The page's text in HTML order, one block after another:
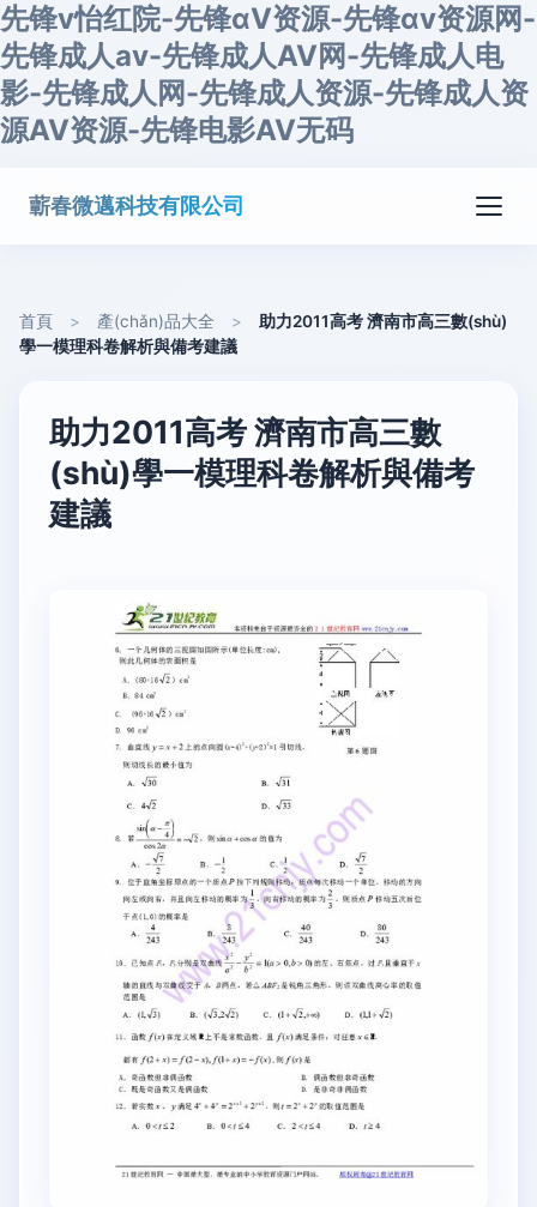
先锋v怡红院-先锋αV资源-先锋αv资源网-
先锋成人av-先锋成人AV网-先锋成人电
影-先锋成人网-先锋成人资源-先锋成人资
源AV资源-先锋电影AV无码
蘄春微邁科技有限公司
首頁 > 產(chǎn)品大全 >
助力2011高考 濟南市高三數(shù)
學一模理科卷解析與備考建議
助力2011高考 濟南市高三數
(shù)學一模理科卷解析與備考
建議